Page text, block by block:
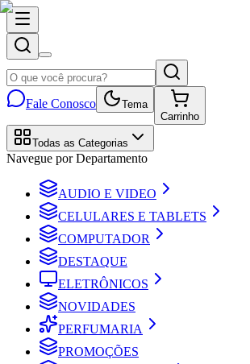
Fale Conosco
Tema
Carrinho
Todas as Categorias
Navegue por Departamento
AUDIO E VIDEO
CELULARES E TABLETS
COMPUTADOR
DESTAQUE
ELETRÔNICOS
NOVIDADES
PERFUMARIA
PROMOÇÕES